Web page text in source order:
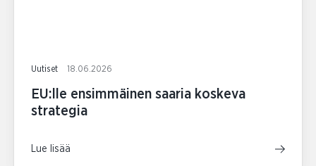
Uutiset 18.06.2026
EU:lle ensimmäinen saaria koskeva
strategia
Lue lisää